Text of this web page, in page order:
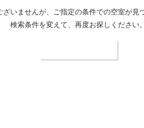
ざいませんが、ご指定の条件での空室が見
検索条件を変えて、再度お探しください。